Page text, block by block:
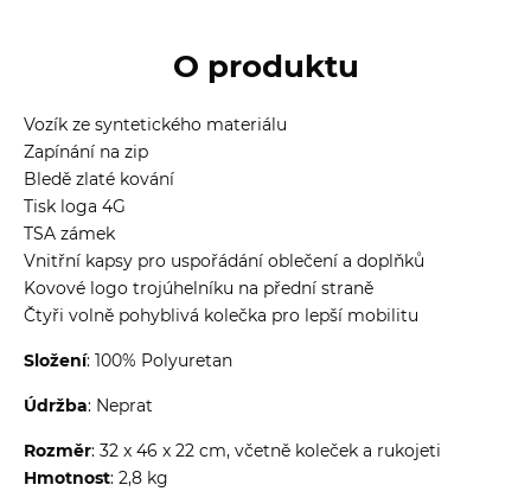
O produktu
Vozík ze syntetického materiálu
Zapínání na zip
Bledě zlaté kování
Tisk loga 4G
TSA zámek
Vnitřní kapsy pro uspořádání oblečení a doplňků
Kovové logo trojúhelníku na přední straně
Čtyři volně pohyblivá kolečka pro lepší mobilitu
Složení: 100% Polyuretan
Údržba: Neprat
Rozměr: 32 x 46 x 22 cm, včetně koleček a rukojeti
Hmotnost: 2,8 kg